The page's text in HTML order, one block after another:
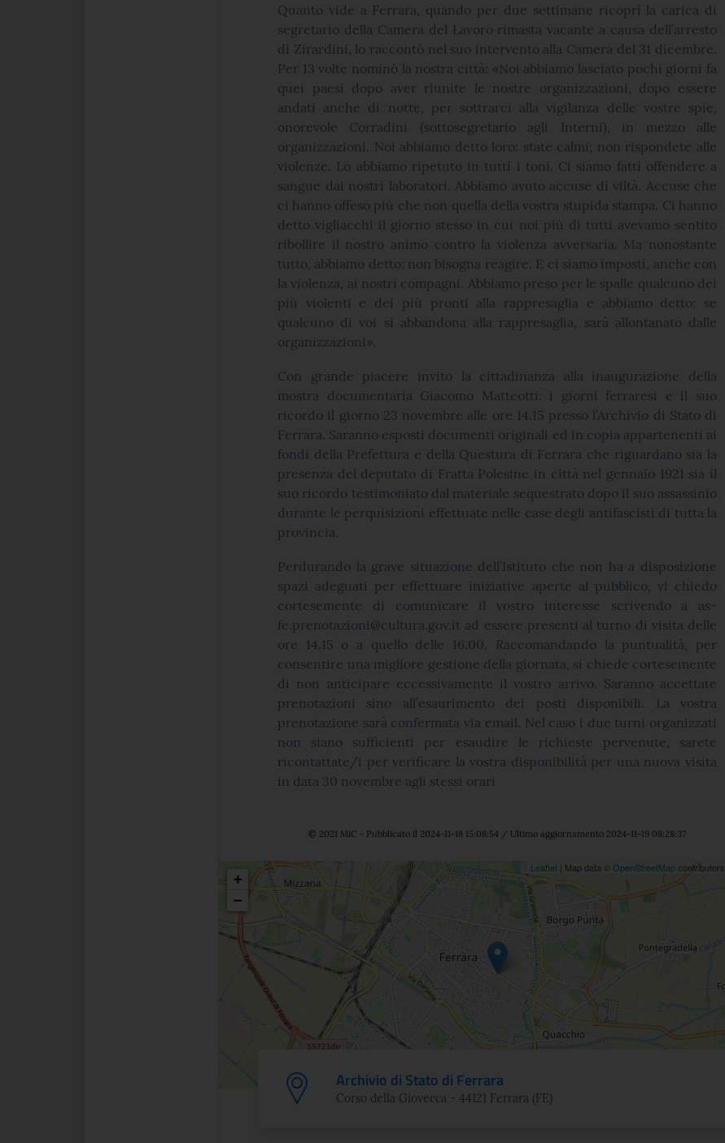
Quanto vide a Ferrara, quando per due settimane ricoprì la carica di
segretario della Camera del Lavoro rimasta vacante a causa dell’arresto
di Zirardini, lo raccontò nel suo intervento alla Camera del 31 dicembre.
Per 13 volte nominò la nostra città: «Noi abbiamo lasciato pochi giorni fa
quei paesi dopo aver riunite le nostre organizzazioni, dopo essere
andati anche di notte, per sottrarci alla vigilanza delle vostre spie,
onorevole Corradini (sottosegretario agli Interni), in mezzo alle
organizzazioni. Noi abbiamo detto loro: state calmi; non rispondete alle
violenze. Lo abbiamo ripetuto in tutti i toni. Ci siamo fatti offendere a
sangue dai nostri laboratori. Abbiamo avuto accuse di viltà. Accuse che
ci hanno offeso più che non quella della vostra stupida stampa. Ci hanno
detto vigliacchi il giorno stesso in cui noi più di tutti avevamo sentito
ribollire il nostro animo contro la violenza avversaria. Ma nonostante
tutto, abbiamo detto: non bisogna reagire. E ci siamo imposti, anche con
la violenza, ai nostri compagni. Abbiamo preso per le spalle qualcuno dei
più violenti e dei più pronti alla rappresaglia e abbiamo detto: se
qualcuno di voi si abbandona alla rappresaglia, sarà allontanato dalle
organizzazioni».
Con grande piacere invito la cittadinanza alla inaugurazione della
mostra documentaria Giacomo Matteotti: i giorni ferraresi e il suo
ricordo il giorno 23 novembre alle ore 14.15 presso l’Archivio di Stato di
Ferrara. Saranno esposti documenti originali ed in copia appartenenti ai
fondi della Prefettura e della Questura di Ferrara che riguardano sia la
presenza del deputato di Fratta Polesine in città nel gennaio 1921 sia il
suo ricordo testimoniato dal materiale sequestrato dopo il suo assassinio
durante le perquisizioni effettuate nelle case degli antifascisti di tutta la
provincia.
Perdurando la grave situazione dell’Istituto che non ha a disposizione
spazi adeguati per effettuare iniziative aperte al pubblico, vi chiedo
cortesemente di comunicare il vostro interesse scrivendo a as-
fe.prenotazioni@cultura.gov.it ad essere presenti al turno di visita delle
ore 14.15 o a quello delle 16.00. Raccomandando la puntualità, per
consentire una migliore gestione della giornata, si chiede cortesemente
di non anticipare eccessivamente il vostro arrivo. Saranno accettate
prenotazioni sino all’esaurimento dei posti disponibili. La vostra
prenotazione sarà confermata via email. Nel caso i due turni organizzati
non siano sufficienti per esaudire le richieste pervenute, sarete
ricontattate/i per verificare la vostra disponibilità per una nuova visita
in data 30 novembre agli stessi orari
© 2021 MiC - Pubblicato il 2024-11-18 15:08:54 / Ultimo aggiornamento 2024-11-19 08:28:37
Posizione
+
−
Leaflet | Map data © OpenStreetMapcontributors,
Archivio di Stato di Ferrara
Corso della Giovecca - 44121 Ferrara (FE)